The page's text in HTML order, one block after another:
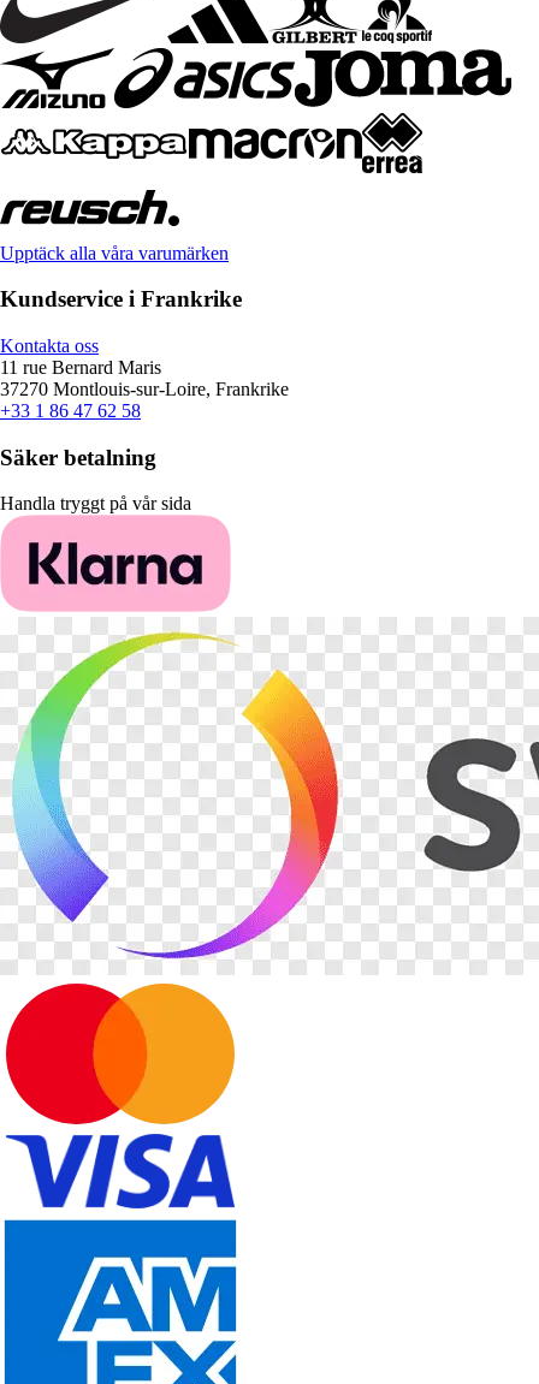
Upptäck alla våra varumärken
Kundservice i Frankrike
Kontakta oss
11 rue Bernard Maris
37270 Montlouis-sur-Loire, Frankrike
+33 1 86 47 62 58
Säker betalning
Handla tryggt på vår sida